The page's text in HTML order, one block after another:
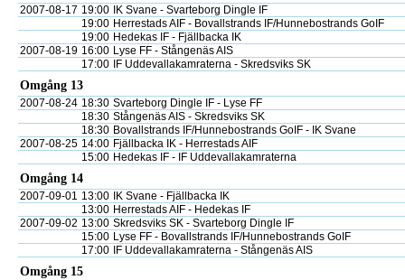
2007-08-17 19:00
IK Svane - Svarteborg Dingle IF
19:00 Herrestads AIF - Bovallstrands IF/Hunnebostrands GoIF
19:00 Hedekas IF - Fjällbacka IK
2007-08-19 16:00 Lyse FF - Stångenäs AIS
17:00
IF Uddevallakamraterna - Skredsviks SK
Omgång 13
2007-08-24 18:30 Svarteborg Dingle IF - Lyse FF
18:30 Stångenäs AIS - Skredsviks SK
18:30 Bovallstrands IF/Hunnebostrands GoIF - IK Svane
2007-08-25 14:00 Fjällbacka IK - Herrestads AIF
15:00 Hedekas IF - IF Uddevallakamraterna
Omgång 14
2007-09-01 13:00
IK Svane - Fjällbacka IK
13:00 Herrestads AIF - Hedekas IF
2007-09-02 13:00 Skredsviks SK - Svarteborg Dingle IF
15:00 Lyse FF - Bovallstrands IF/Hunnebostrands GoIF
17:00
IF Uddevallakamraterna - Stångenäs AIS
Omgång 15